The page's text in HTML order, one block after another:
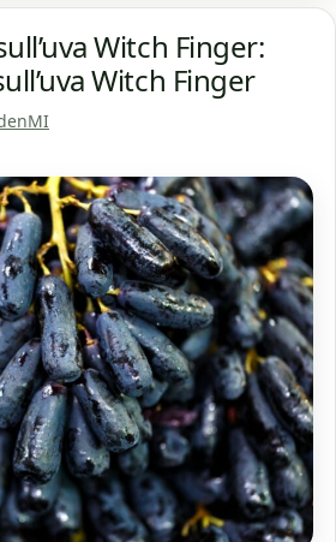
Witch Finger:
Witch Finger